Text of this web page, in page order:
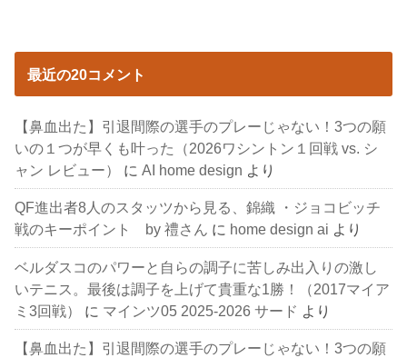
最近の20コメント
【鼻血出た】引退間際の選手のプレーじゃない！3つの願
いの１つが早くも叶った（2026ワシントン１回戦 vs. シ
ャン レビュー）
にAI home design より
QF進出者8人のスタッツから見る、錦織 ・ジョコビッチ
戦のキーポイント by 禮さん に home design ai より
ベルダスコのパワーと自らの調子に苦しみ出入りの激し
いテニス。最後は調子を上げて貴重な1勝！（2017マイア
ミ3回戦）
に マインツ05 2025-2026 サード より
【鼻血出た】引退間際の選手のプレーじゃない！3つの願